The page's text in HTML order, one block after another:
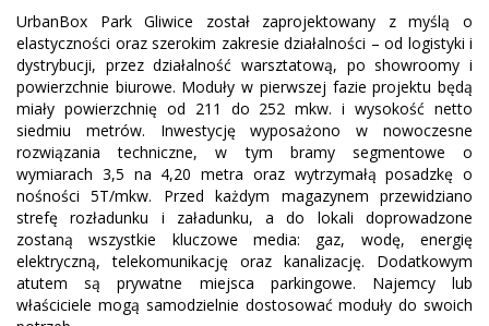
UrbanBox Park Gliwice został zaprojektowany z myślą o
elastyczności oraz szerokim zakresie działalności – od logistyki i
dystrybucji, przez działalność warsztatową, po showroomy i
powierzchnie biurowe. Moduły w pierwszej fazie projektu będą
miały powierzchnię od 211 do 252 mkw. i wysokość netto
siedmiu metrów. Inwestycję wyposażono w nowoczesne
rozwiązania techniczne, w tym bramy segmentowe o
wymiarach 3,5 na 4,20 metra oraz wytrzymałą posadzkę o
nośności 5T/mkw. Przed każdym magazynem przewidziano
strefę rozładunku i załadunku, a do lokali doprowadzone
zostaną wszystkie kluczowe media: gaz, wodę, energię
elektryczną, telekomunikację oraz kanalizację. Dodatkowym
atutem są prywatne miejsca parkingowe. Najemcy lub
właściciele mogą samodzielnie dostosować moduły do swoich